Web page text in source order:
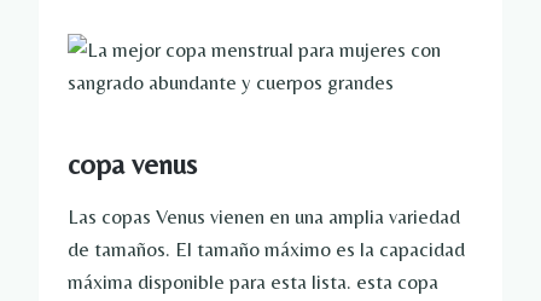
copa venus
Las copas Venus vienen en una amplia variedad
de tamaños. El tamaño máximo es la capacidad
máxima disponible para esta lista. esta copa